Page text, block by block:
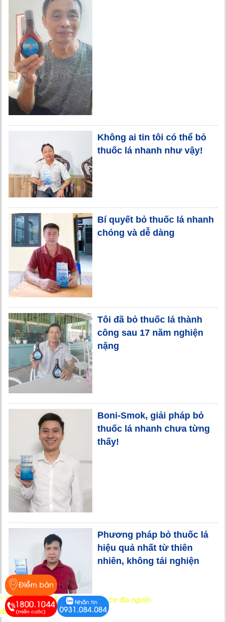
Không ai tin tôi có thể bỏ
thuốc lá nhanh như vậy!
Bí quyết bỏ thuốc lá nhanh
chóng và dễ dàng
Tôi đã bỏ thuốc lá thành
công sau 17 năm nghiện
nặng
Boni-Smok, giải pháp bỏ
thuốc lá nhanh chưa từng
thấy!
Phương pháp bỏ thuốc lá
hiệu quả nhất từ thiên
nhiên, không tái nghiện
* Tác dụng có thể khác nhau tùy cơ địa người
dùng